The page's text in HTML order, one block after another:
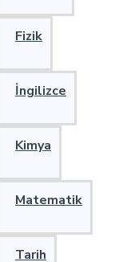
Fizik
İngilizce
Kimya
Matematik
Tarih